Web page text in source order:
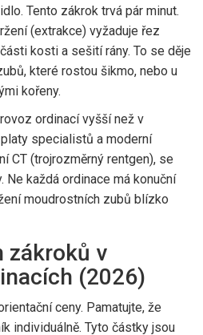
Tento zákrok trvá pár minut.
(extrakce) vyžaduje řez
kosti a sešití rány. To se děje
které rostou šikmo, nebo u
kořeny.
ordinací vyšší než v
specialistů a moderní
CT (trojrozměrný rentgen), se
Ne každá ordinace má konuční
moudrostních zubů blízko
zákroků v
(2026)
ceny. Pamatujte, že
individuálně. Tyto částky jsou